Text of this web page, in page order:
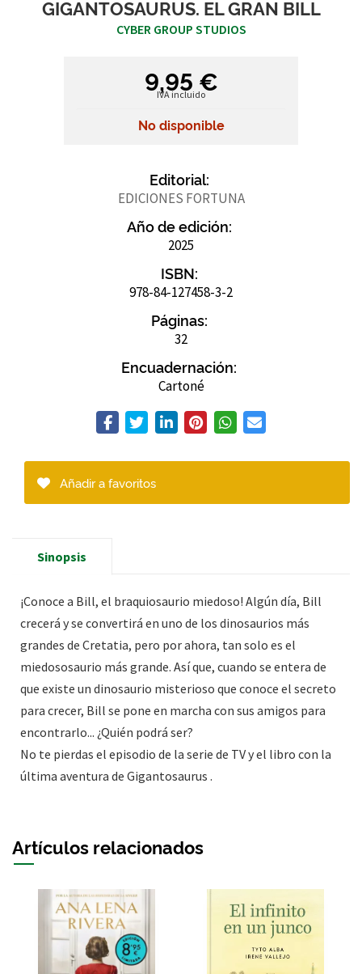
GIGANTOSAURUS. EL GRAN BILL
CYBER GROUP STUDIOS
9,95 €
IVA incluido
No disponible
Editorial:
EDICIONES FORTUNA
Año de edición:
2025
ISBN:
978-84-127458-3-2
Páginas:
32
Encuadernación:
Cartoné
Añadir a favoritos
Sinopsis
¡Conoce a Bill, el braquiosaurio miedoso! Algún día, Bill
crecerá y se convertirá en uno de los dinosaurios más
grandes de Cretatia, pero por ahora, tan solo es el
miedososaurio más grande. Así que, cuando se entera de
que existe un dinosaurio misterioso que conoce el secreto
para crecer, Bill se pone en marcha con sus amigos para
encontrarlo... ¿Quién podrá ser?
No te pierdas el episodio de la serie de TV y el libro con la
última aventura de Gigantosaurus .
Artículos relacionados